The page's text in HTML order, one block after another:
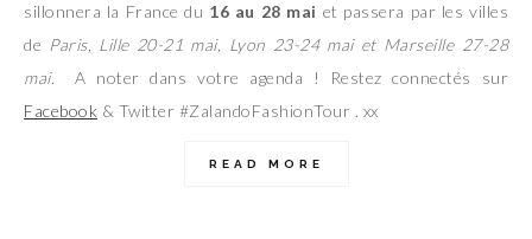
sillonnera la France du 16 au 28 mai et passera par les villes
de Paris, Lille 20-21 mai, Lyon 23-24 mai et Marseille 27-28
mai. A noter dans votre agenda ! Restez connectés sur
Facebook & Twitter #ZalandoFashionTour . xx
READ MORE